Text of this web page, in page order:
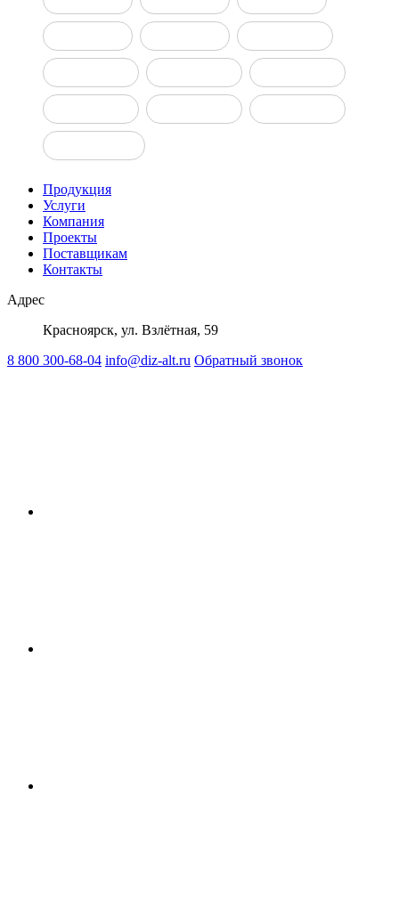
Продукция
Услуги
Компания
Проекты
Поставщикам
Контакты
Адрес
Красноярск, ул. Взлётная, 59
8 800 300-68-04 info@diz-alt.ru Обратный звонок